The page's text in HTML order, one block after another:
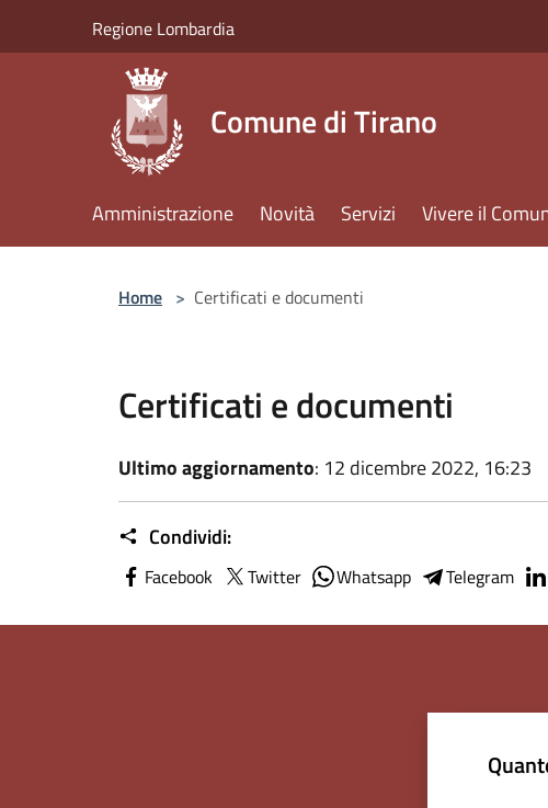
Regione Lombardia
Comune di Tirano
Amministrazione Novità Servizi Vivere il
Home > Certificati e documenti
Certificati e documenti
Ultimo aggiornamento: 12 dicembre 2022, 16:23
Condividi:
Facebook Twitter Whatsapp Telegram